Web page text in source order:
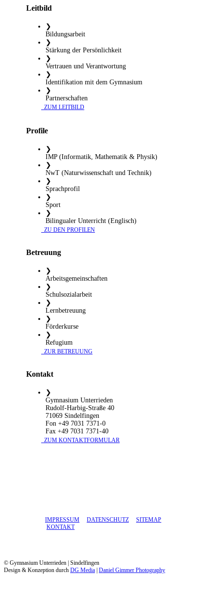
Leitbild
❯
Bildungsarbeit
❯
Stärkung der Persönlichkeit
❯
Vertrauen und Verantwortung
❯
Identifikation mit dem Gymnasium
❯
Partnerschaften
​ ZUM LEITBILD
Profile
❯
IMP (Informatik, Mathematik & Physik)
❯
NwT (Naturwissenschaft und Technik)
❯
Sprachprofil
❯
Sport
❯
Bilingualer Unterricht (Englisch)
​ ZU DEN PROFILEN
Betreuung
❯
Arbeitsgemeinschaften
❯
Schulsozialarbeit
❯
Lernbetreuung
❯
Förderkurse
❯
Refugium
​ ZUR BETREUUNG
Kontakt
❯
Gymnasium Unterrieden
Rudolf-Harbig-Straße 40
71069 Sindelfingen
Fon +49 7031 7371-0
Fax +49 7031 7371-40
​ ZUM KONTAKTFORMULAR
IMPRESSUM DATENSCHUTZ
SITEMAP
KONTAKT
© Gymnasium Unterrieden | Sindelfingen
Design & Konzeption durch DG Media Daniel Gimmer Photography